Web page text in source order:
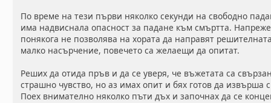
По време на тези първи няколко секунди на свободно
има надвиснала опасност за падане към смъртта.
понякога не позволява на хората да направят
малко насърчение, повечето са желаещи да опитат.
Реших да отида пръв и да се уверя, че въжетата са
страшно чувство, но аз имах опит и бях готов да извърша
Поех внимателно няколко пъти дъх и започнах да се